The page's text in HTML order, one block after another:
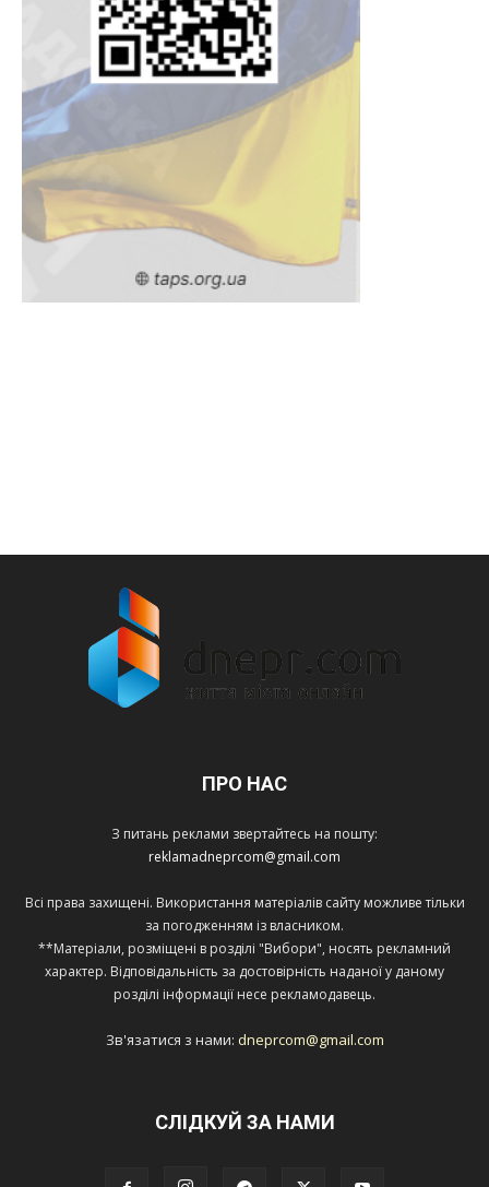
ПРО НАС
З питань реклами звертайтесь на пошту:
reklamadneprcom@gmail.com
Всі права захищені. Використання матеріалів сайту можливе тільки
за погодженням із власником.
**Матеріали, розміщені в розділі "Вибори", носять рекламний
характер. Відповідальність за достовірність наданої у даному
розділі інформації несе рекламодавець.
Зв'язатися з нами: dneprcom@gmail.com
СЛІДКУЙ ЗА НАМИ